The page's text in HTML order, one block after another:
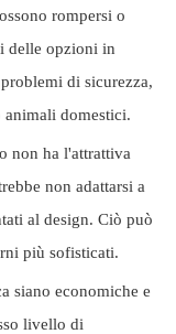
rompersi o
delle opzioni in
di sicurezza,
domestici.
non ha l'attrattiva
non adattarsi a
al design. Ciò può
più sofisticati.
siano economiche e
livello di